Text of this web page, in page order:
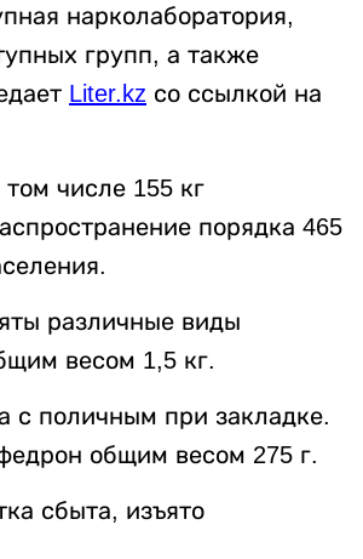
нарколаборатория,
групп, а также
Liter.kz со ссылкой на
числе 155 кг
порядка 465
различные виды
весом 1,5 кг.
с поличным при закладке.
общим весом 275 г.
сбыта, изъято